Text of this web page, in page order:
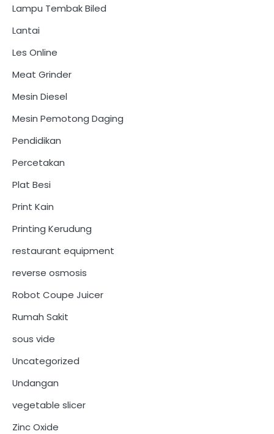
Lampu Tembak Biled
Lantai
Les Online
Meat Grinder
Mesin Diesel
Mesin Pemotong Daging
Pendidikan
Percetakan
Plat Besi
Print Kain
Printing Kerudung
restaurant equipment
reverse osmosis
Robot Coupe Juicer
Rumah Sakit
sous vide
Uncategorized
Undangan
vegetable slicer
Zinc Oxide